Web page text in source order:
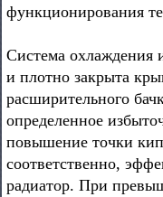
функционирования
Система охлаждения
и плотно закрыта
расширительного
определенное
повышение точки
соответственно,
радиатор. При